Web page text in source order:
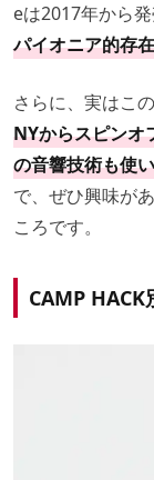
eは2017年から
パイオニア的存在
さらに、実はこ
NYからスピンオ
の音響技術も使
で、ぜひ興味が
ころです。
CAMP HACK